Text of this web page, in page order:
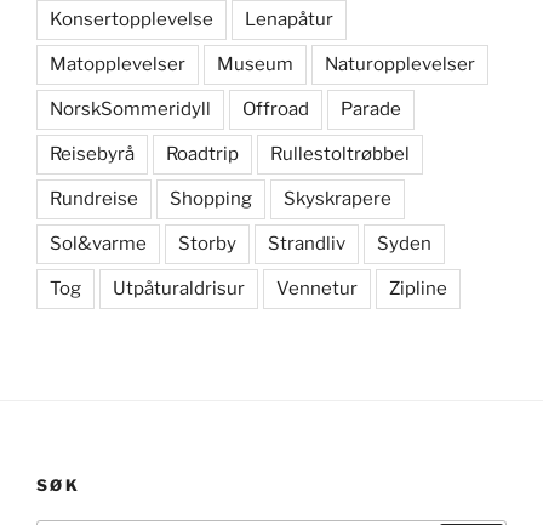
Konsertopplevelse Lenapåtur
Matopplevelser Museum Naturopplevelser
NorskSommeridyll Offroad Parade
Reisebyrå Roadtrip Rullestoltrøbbel
Rundreise Shopping Skyskrapere
Sol&varme Storby Strandliv Syden
Tog Utpåturaldrisur Vennetur Zipline
SØK